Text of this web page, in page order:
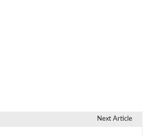
Next Article